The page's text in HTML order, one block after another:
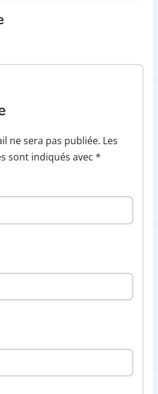
ne sera pas publiée. Les
sont indiqués avec *